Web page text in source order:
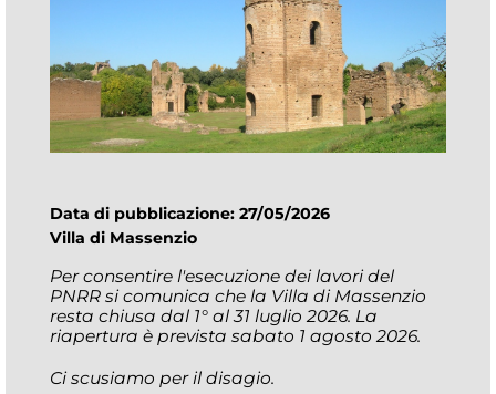
Data di pubblicazione: 27/05/2026
Villa di Massenzio
Per consentire l'esecuzione dei lavori del
PNRR si comunica che la Villa di Massenzio
resta chiusa dal 1° al 31 luglio 2026. La
riapertura è prevista sabato 1 agosto 2026.
Ci scusiamo per il disagio.